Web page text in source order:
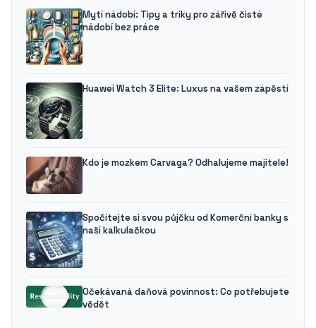
Mytí nádobí: Tipy a triky pro zářivě čisté
nádobí bez práce
Huawei Watch 3 Elite: Luxus na vašem zápěstí
Kdo je mozkem Carvaga? Odhalujeme majitele!
Spočítejte si svou půjčku od Komerční banky s
naší kalkulačkou
Očekávaná daňová povinnost: Co potřebujete
vědět